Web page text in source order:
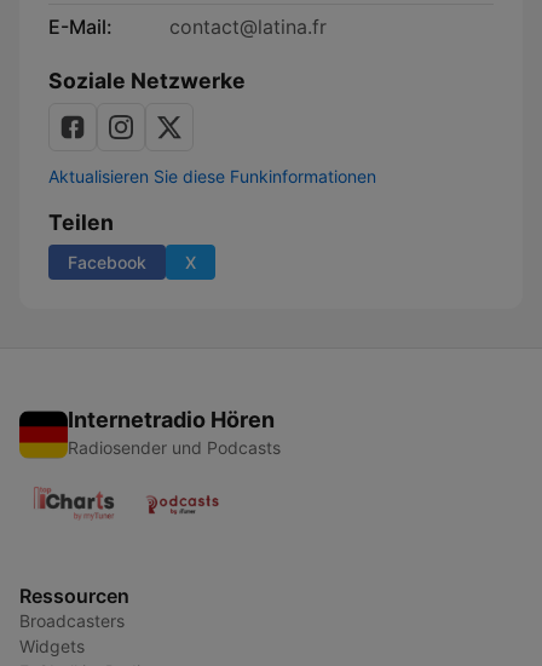
E-Mail:
contact@latina.fr
Soziale Netzwerke
Aktualisieren Sie diese Funkinformationen
Teilen
Facebook X
Internetradio Hören
Radiosender und Podcasts
Ressourcen
Broadcasters
Widgets